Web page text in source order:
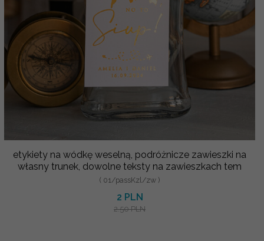
etykiety na wódkę weselną, podróżnicze zawieszki na
własny trunek, dowolne teksty na zawieszkach tem
( 01/passKzl/zw )
2 PLN
2.50 PLN